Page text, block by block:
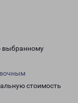
выбранному
стоимость